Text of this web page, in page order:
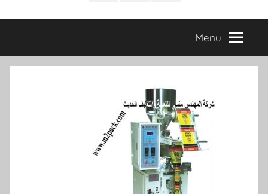
في
التي
Menu